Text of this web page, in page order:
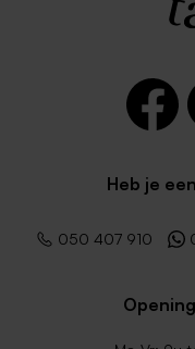
Heb je
050 407 910